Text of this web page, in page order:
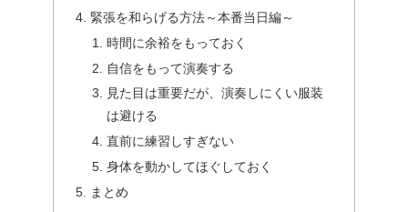
緊張を和らげる方法～本番当日編～
時間に余裕をもっておく
自信をもって演奏する
見た目は重要だが、演奏しにくい服装
は避ける
直前に練習しすぎない
身体を動かしてほぐしておく
まとめ